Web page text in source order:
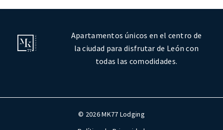
Apartamentos únicos en el centro de
la ciudad para disfrutar de León con
todas las comodidades.
© 2026 MK77 Lodging